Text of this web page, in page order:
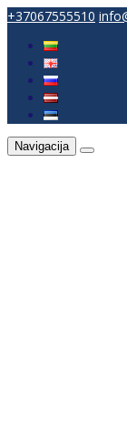
+37067555510
Navigacija